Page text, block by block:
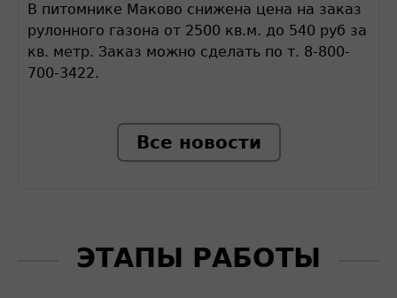
В питомнике Маково снижена цена на заказ
рулонного газона от 2500 кв.м. до 540 руб за
кв. метр. Заказ можно сделать по т. 8-800-
700-3422.
Все новости
ЭТАПЫ РАБОТЫ